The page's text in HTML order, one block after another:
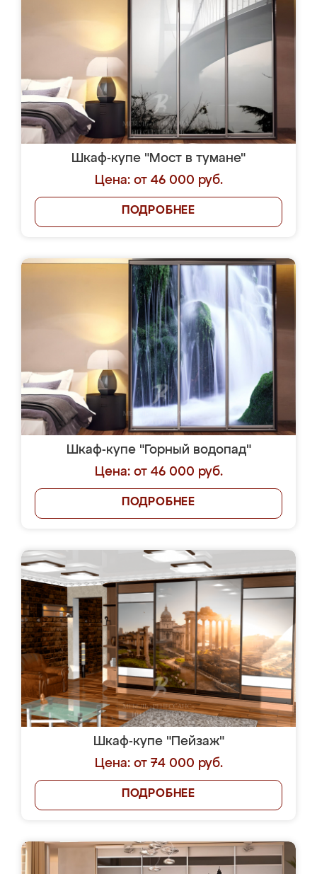
Шкаф-купе "Мост в тумане"
Цена: от 46 000 руб.
ПОДРОБНЕЕ
Шкаф-купе "Горный водопад"
Цена: от 46 000 руб.
ПОДРОБНЕЕ
Шкаф-купе "Пейзаж"
Цена: от 74 000 руб.
ПОДРОБНЕЕ